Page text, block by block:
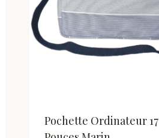
Pochette Ordinateur 17